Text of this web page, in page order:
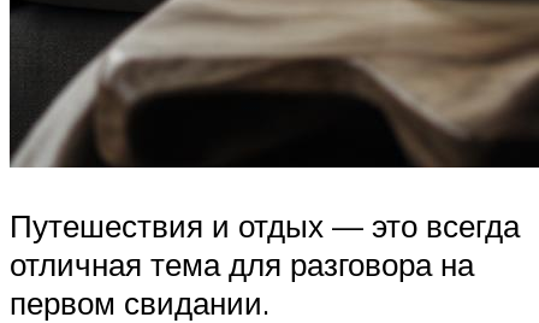
Путешествия и отдых — это всегда
отличная тема для разговора на
первом свидании.